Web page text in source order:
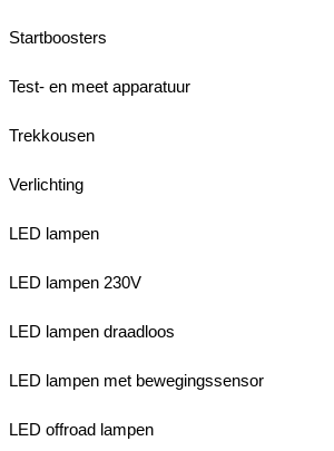
Startboosters
Test- en meet apparatuur
Trekkousen
Verlichting
LED lampen
LED lampen 230V
LED lampen draadloos
LED lampen met bewegingssensor
LED offroad lampen